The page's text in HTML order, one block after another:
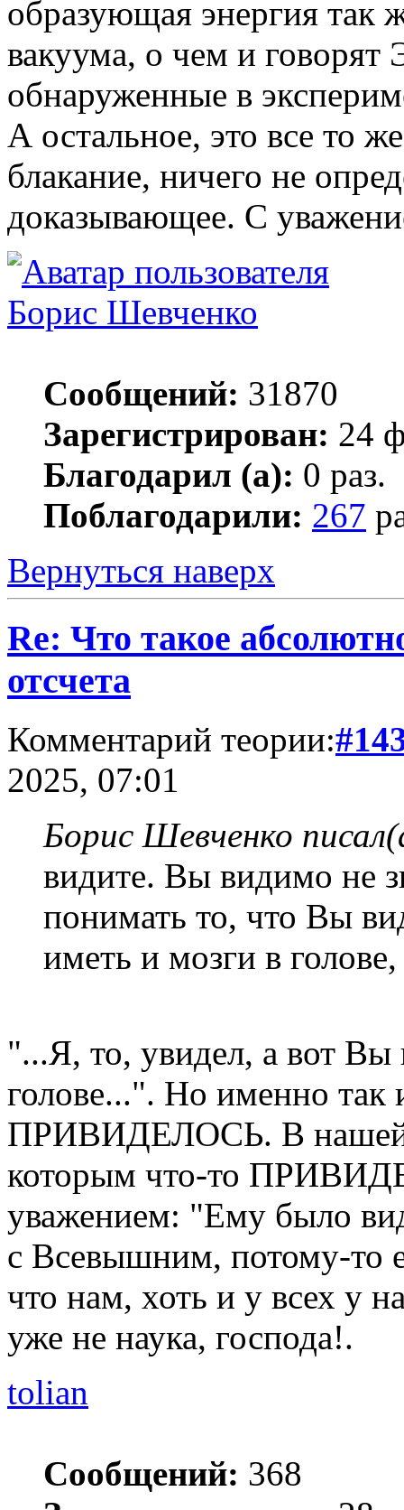
образующая энергия так
вакуума, о чем и говорят
обнаруженные в
А остальное, это все то
блакание, ничего не
доказывающее. С
Борис Шевченко
Сообщений: 31870
Зарегистрирован: 24
Благодарил (а): 0 раз.
Поблагодарили: 267
Вернуться наверх
Re: Что такое
отсчета
Комментарий теории:
2025, 07:01
Борис Шевченко
видите. Вы видимо не
понимать то, что Вы
иметь и мозги в голове,
"...Я, то, увидел, а вот Вы
голове...". Но именно так
ПРИВИДЕЛОСЬ. В нашей
которым что-то
уважением: "Ему было
с Всевышним, потому-то
что нам, хоть и у всех у
уже не наука, господа!.
tolian
Сообщений: 368